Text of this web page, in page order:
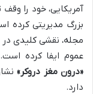
آمریکایی، خود را
مجله، نقشی کلیدی
عموم ایفا کرده
«درون مغز دروکر»
دارد.